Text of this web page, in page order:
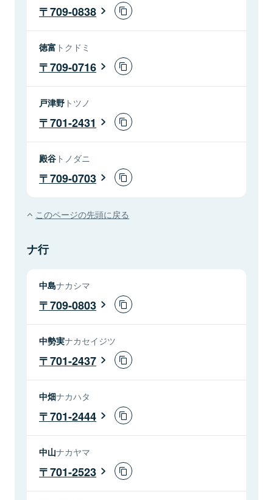
709-0838
徳富 トクドミ
709-0716
戸津野 トツノ
701-2431
殿谷 トノダニ
709-0703
このページの先頭に戻る
ナ行
中島ナカシマ
709-0803
中勢実ナカセイジツ
701-2437
中畑ナカハタ
701-2444
中山ナカヤマ
701-2523